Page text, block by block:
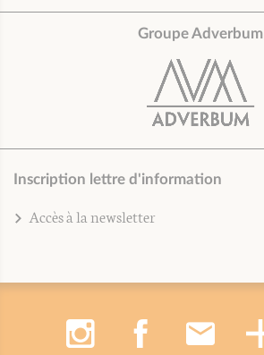
Groupe Adverbum
Inscription lettre d'information
Accès à la newsletter